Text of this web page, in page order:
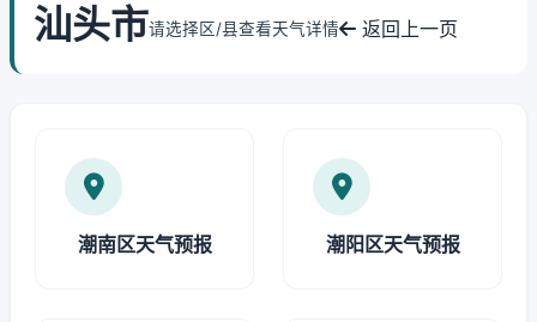
汕头市请选择区/县查看天气详情 返回上一页
潮南区天气预报 潮阳区天气预报